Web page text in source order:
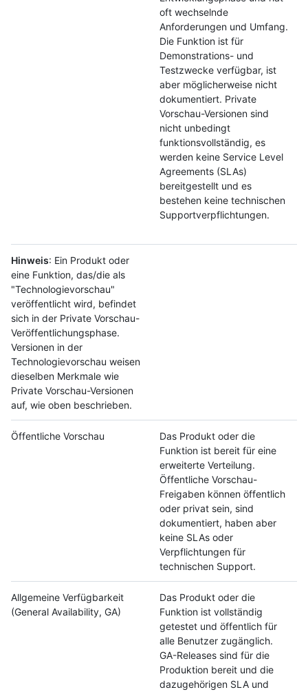
oft wechselnde
Anforderungen und Umfang.
Die Funktion ist für
Demonstrations- und
Testzwecke verfügbar, ist
aber möglicherweise nicht
dokumentiert. Private
Vorschau-Versionen sind
nicht unbedingt
funktionsvollständig, es
werden keine Service Level
Agreements (SLAs)
bereitgestellt und es
bestehen keine technischen
Supportverpflichtungen.
Hinweis: Ein Produkt oder
eine Funktion, das/die als
"Technologievorschau"
veröffentlicht wird, befindet
sich in der Private Vorschau-
Veröffentlichungsphase.
Versionen in der
Technologievorschau weisen
dieselben Merkmale wie
Private Vorschau-Versionen
auf, wie oben beschrieben.
Öffentliche Vorschau
Das Produkt oder die
Funktion ist bereit für eine
erweiterte Verteilung.
Öffentliche Vorschau-
Freigaben können öffentlich
oder privat sein, sind
dokumentiert, haben aber
keine SLAs oder
Verpflichtungen für
technischen Support.
Allgemeine Verfügbarkeit
(General Availability, GA)
Das Produkt oder die
Funktion ist vollständig
getestet und öffentlich für
alle Benutzer zugänglich.
GA-Releases sind für die
Produktion bereit und die
dazugehörigen SLA und